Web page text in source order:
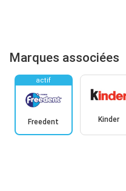
Marques associées
actif
Freedent Kinder